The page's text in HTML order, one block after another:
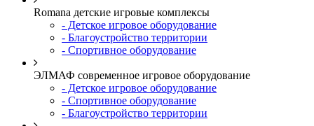
Romana детские игровые комплексы
- Детское игровое оборудование
- Благоустройство территории
- Спортивное оборудование
ЭЛМАФ современное игровое оборудование
- Детское игровое оборудование
- Спортивное оборудование
- Благоустройство территории